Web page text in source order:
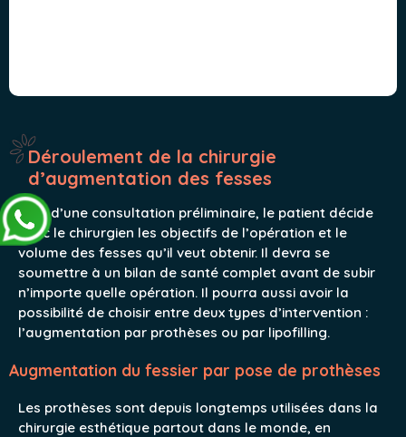
Déroulement de la chirurgie
d’augmentation des fesses
Lors d’une consultation préliminaire, le patient décide
avec le chirurgien les objectifs de l’opération et le
volume des fesses qu’il veut obtenir. Il devra se
soumettre à un bilan de santé complet avant de subir
n’importe quelle opération. Il pourra aussi avoir la
possibilité de choisir entre deux types d’intervention :
l’augmentation par prothèses ou par lipofilling.
Augmentation du fessier par pose de prothèses
Les prothèses sont depuis longtemps utilisées dans la
chirurgie esthétique partout dans le monde, en